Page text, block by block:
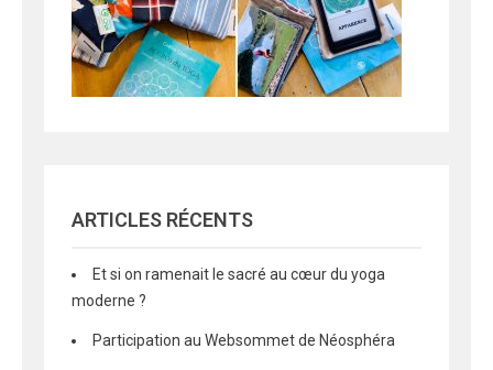
ARTICLES RÉCENTS
Et si on ramenait le sacré au cœur du yoga
moderne ?
Participation au Websommet de Néosphéra